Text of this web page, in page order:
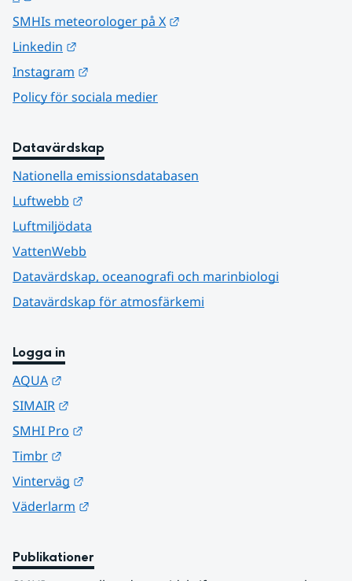
SMHIs meteorologer på X
Linkedin
Instagram
Policy för sociala medier
Datavärdskap
Nationella emissionsdatabasen
Luftwebb
Luftmiljödata
VattenWebb
Datavärdskap, oceanografi och marinbiologi
Datavärdskap för atmosfärkemi
Logga in
AQUA
SIMAIR
SMHI Pro
Timbr
Vinterväg
Väderlarm
Publikationer